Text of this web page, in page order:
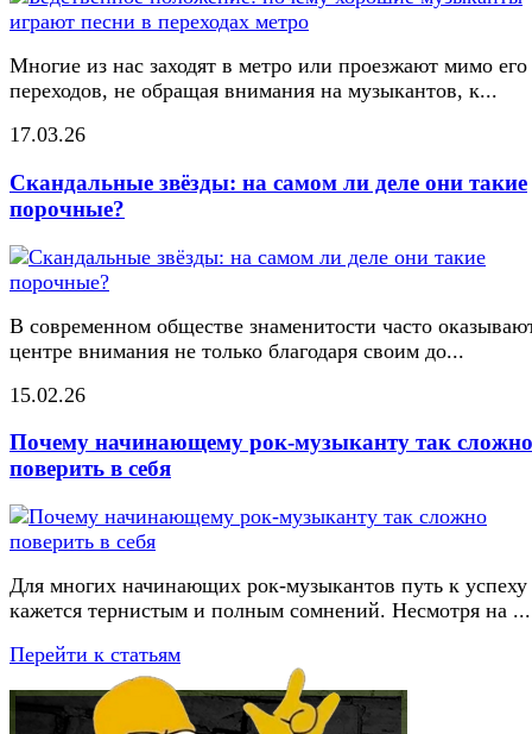
Многие из нас заходят в метро или проезжают мимо его
переходов, не обращая внимания на музыкантов, к...
17.03.26
Скандальные звёзды: на самом ли деле они такие
порочные?
В современном обществе знаменитости часто
центре внимания не только благодаря своим до...
15.02.26
Почему начинающему рок-музыканту так сложно
поверить в себя
Для многих начинающих рок-музыкантов путь к успеху
кажется тернистым и полным сомнений. Несмотря на ...
Перейти к статьям